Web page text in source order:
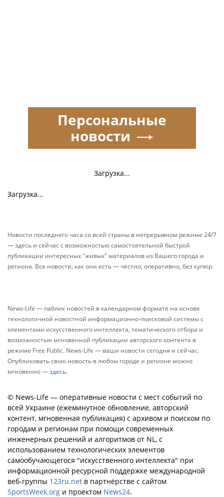
Загрузка...
Загрузка...
Персональные
новости
Новости последнего часа со всей страны в непрерывном режиме 24/7
— здесь и сейчас с возможностью самостоятельной быстрой
публикации интересных "живых" материалов из Вашего города и
региона. Все новости, как они есть — честно, оперативно, без купюр.
News-Life — паблик новостей в календарном формате на основе
технологичной новостной информационно-поисковой системы с
элементами искусственного интеллекта, тематического отбора и
возможностью мгновенной публикации авторского контента в
режиме Free Public. News-Life — ваши новости сегодня и сейчас.
Опубликовать свою новость в любом городе и регионе можно
мгновенно —здесь.
© News-Life — оперативные новости с мест событий по
всей Украине (ежеминутное обновление, авторский
контент, мгновенная публикация) с архивом и поиском по
городам и регионам при помощи современных
инженерных решений и алгоритмов от NL, с
использованием технологических элементов
самообучающегося "искусственного интеллекта" при
информационной ресурсной поддержке международной
веб-группы 123ru.net в партнёрстве с сайтом
SportsWeek.org и проектом News24.